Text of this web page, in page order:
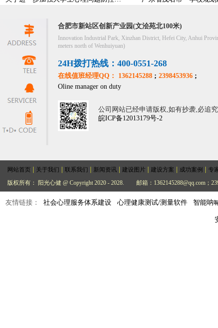
合肥市新站区创新产业园(文浍苑北100米)
Innovation Industrial Park, Xinzhan District, Hefei City, Anhui
meters north of Wenhuiyuan)
24H拨打热线：400-0551-268
在线值班经理QQ： 1362145288 ; 2398453936 ;
Oline manager on duty
公司网站已经申请版权,如有抄袭,必追
皖ICP备12013179号-2
网站首页 关于我们 联系我们 新闻资讯 建设图片 建设方案 成功案例
专
版权所有： 阳光心健 @ Copyright 2020 - 2028.
邮箱：1362145288@qq.com；
友情链接： 社会心理服务体系建设 心理健康测试/测量软件 智能呐